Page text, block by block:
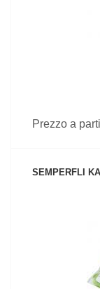
Prezzo a
SEMPERFLI